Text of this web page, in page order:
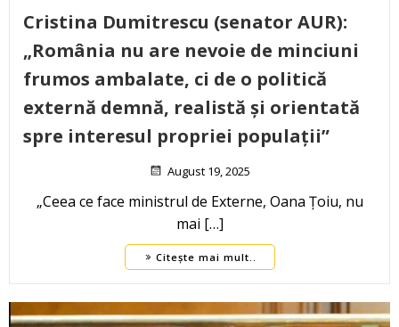
Cristina Dumitrescu (senator AUR):
„România nu are nevoie de minciuni
frumos ambalate, ci de o politică
externă demnă, realistă și orientată
spre interesul propriei populații”
August 19, 2025
„Ceea ce face ministrul de Externe, Oana Țoiu, nu
mai […]
Citește mai mult..